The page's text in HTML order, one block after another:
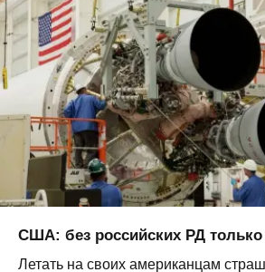
США: без российских РД только
Летать на своих американцам